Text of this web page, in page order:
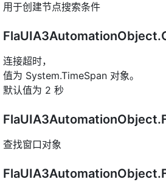
用于创建节点搜索条件
连接超时，
值为 System.TimeSpan 对象。
默认值为 2 秒
查找窗口对象